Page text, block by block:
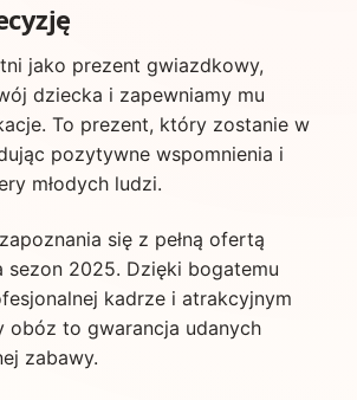
jako prezent gwiazdkowy,
dziecka i zapewniamy mu
To prezent, który zostanie w
pozytywne wspomnienia i
młodych ludzi.
się z pełną ofertą
2025. Dzięki bogatemu
kadrze i atrakcyjnym
obóz to gwarancja udanych
zabawy.